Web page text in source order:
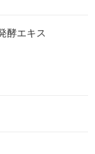
酵エキス